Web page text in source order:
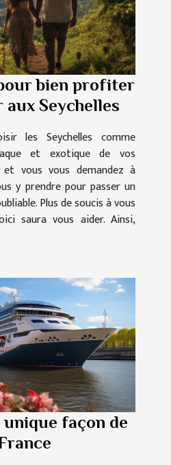
bien profiter
aux Seychelles
les Seychelles comme
et exotique de vos
et vous vous demandez à
y prendre pour passer un
Plus de soucis à vous
saura vous aider. Ainsi,
façon de